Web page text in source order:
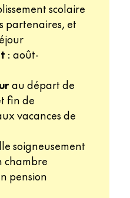
scolaire
partenaires, et
: août-
au départ de
fin de
vacances de
soigneusement
chambre
pension